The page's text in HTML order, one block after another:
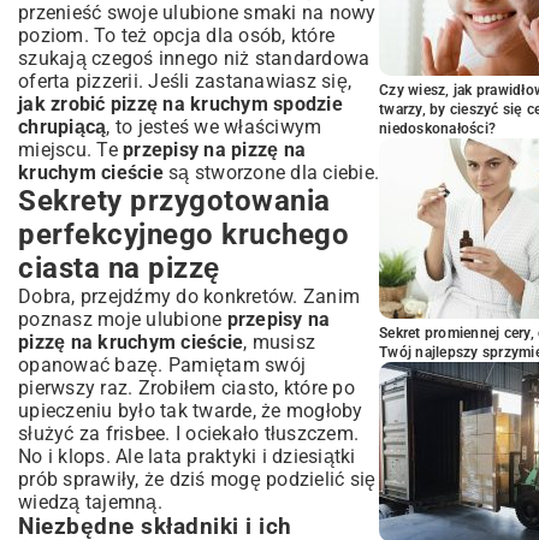
Słodkie i wytrawne wariacje: Kreatywne
pomysły na pizzę z kruchego ciasta
Mini pizze i tarty na bazie kruchego ciasta
Pizza deserowa – słodka niespodzianka
dla podniebienia
Podsumowanie: Pizza na kruchym
cieście – nowa królowa Twojej kuchni
przenieść swoje ulubione smaki na nowy
poziom. To też opcja dla osób, które
szukają czegoś innego niż standardowa
oferta pizzerii. Jeśli zastanawiasz się,
jak zrobić pizzę na kruchym spodzie
chrupiącą, to jesteś we właściwym
miejscu. Te przepisy na pizzę na
kruchym cieściesą stworzone dla ciebie.
Sekrety przygotowania
perfekcyjnego kruchego
ciasta na pizzę
Dobra, przejdźmy do konkretów. Zanim
poznasz moje ulubione przepisy na
pizzę na kruchym cieście, musisz
opanować bazę. Pamiętam swój
pierwszy raz. Zrobiłem ciasto, które po
upieczeniu było tak twarde, że mogłoby
służyć za frisbee. I ociekało tłuszczem.
No i klops. Ale lata praktyki i dziesiątki
prób sprawiły, że dziś mogę podzielić się
wiedzą tajemną.
Niezbędne składniki i ich
Czy wiesz, jak
twarzy, by cieszyć się
niedoskonałości?
Sekret promiennej
Twój najlepszy